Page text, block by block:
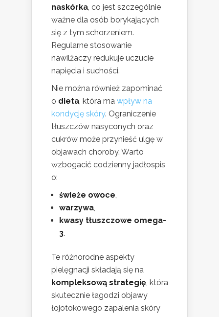
naskórka, co jest szczególnie
ważne dla osób borykających
się z tym schorzeniem.
Regularne stosowanie
nawilżaczy redukuje uczucie
napięcia i suchości.
Nie można również zapominać
o dieta, która ma wpływ na
kondycję skóry. Ograniczenie
tłuszczów nasyconych oraz
cukrów może przynieść ulgę w
objawach choroby. Warto
wzbogacić codzienny jadłospis
o:
świeże owoce,
warzywa,
kwasy tłuszczowe omega-
3.
Te różnorodne aspekty
pielęgnacji składają się na
kompleksową strategię, która
skutecznie łagodzi objawy
łojotokowego zapalenia skóry